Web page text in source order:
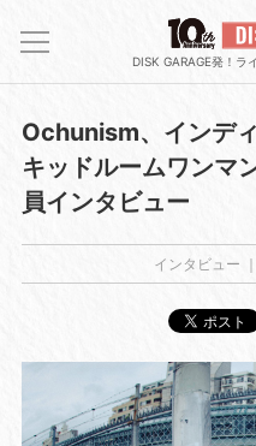
DISK GARAGE発！ラ
Ochunism、インデ
キッドルームワンマ
員インタビュー
インタビュー ｜